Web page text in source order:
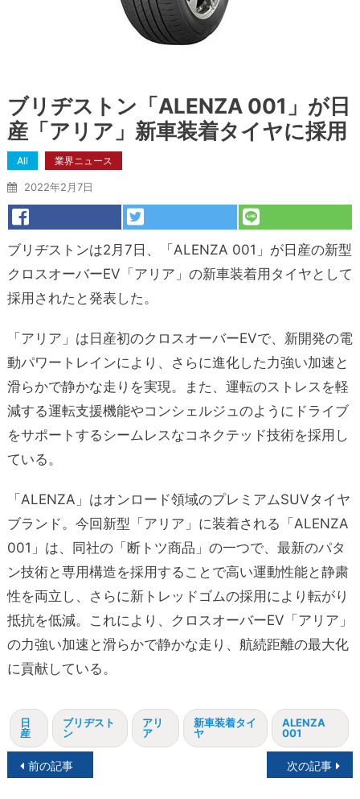
ブリヂストン「ALENZA 001」が日
産「アリア」新車装着タイヤに採用
All 業界ニュース
2022年2月7日
ブリヂストンは2月7日、「ALENZA 001」が日産の新型
クロスオーバーEV「アリア」の新車装着用タイヤとして
採用されたと発表した。
「アリア」は日産初のクロスオーバーEVで、新開発の電
動パワートレインにより、さらに進化した力強い加速と
滑らかで静かな走りを実現。また、運転のストレスを軽
減する運転支援機能やコンシェルジュのようにドライブ
をサポートするシームレスなコネクテッド技術を採用し
ている。
「ALENZA」はオンロード領域のプレミアムSUVタイヤ
ブランド。今回新型「アリア」に装着される「ALENZA
001」は、同社の「断トツ商品」の一つで、最新のパタ
ン技術と専用構造を採用することで高い運動性能と静粛
性を両立し、さらに新トレッドゴムの採用により転がり
抵抗を低減。これにより、クロスオーバーEV「アリア」
の力強い加速と滑らかで静かな走り、航続距離の最大化
に貢献している。
日
産
ブリヂスト
ン
アリ
ア
新車装着タイ
ヤ
ALENZA
001
投前の記事 次の記事